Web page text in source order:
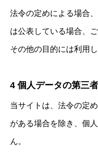
法令の定めによる場合
は公表している場合、
その他の目的には利用し
4 個人データの第三
当サイトは、法令の定
がある場合を除き、個
ん。